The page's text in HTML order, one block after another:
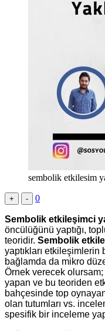
sembolik etkilesim
+ - 0
Sembolik etkileşimci
öncülüğünü yaptığı,
teoridir. Sembolik
yaptıkları
bağlamda da mikro
Örnek verecek
yapan ve bu teoriden
bahçesinde top
olan tutumları vs.
spesifik bir inceleme